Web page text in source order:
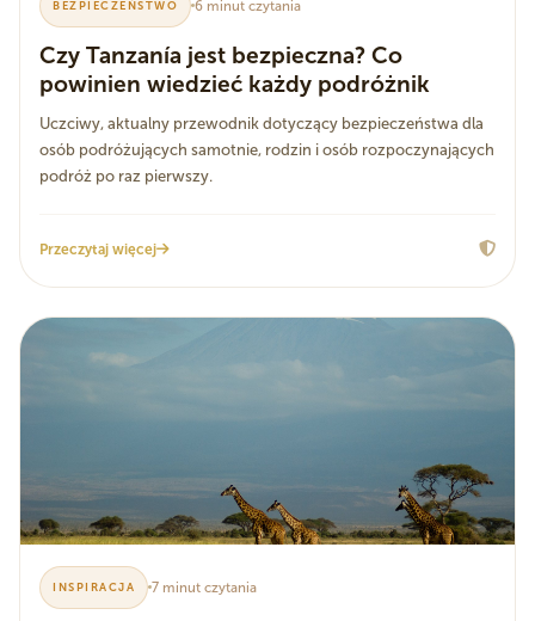
BEZPIECZEŃSTWO 6 minut czytania
Czy Tanzanía jest bezpieczna? Co
powinien wiedzieć każdy podróżnik
Uczciwy, aktualny przewodnik dotyczący bezpieczeństwa dla
osób podróżujących samotnie, rodzin i osób rozpoczynających
podróż po raz pierwszy.
Przeczytaj więcej
INSPIRACJA 7 minut czytania